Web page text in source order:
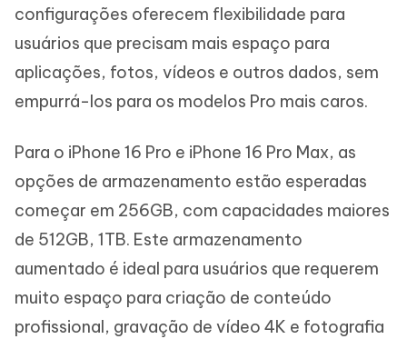
configurações oferecem flexibilidade para
usuários que precisam mais espaço para
aplicações, fotos, vídeos e outros dados, sem
empurrá-los para os modelos Pro mais caros.
Para o iPhone 16 Pro e iPhone 16 Pro Max, as
opções de armazenamento estão esperadas
começar em 256GB, com capacidades maiores
de 512GB, 1TB. Este armazenamento
aumentado é ideal para usuários que requerem
muito espaço para criação de conteúdo
profissional, gravação de vídeo 4K e fotografia